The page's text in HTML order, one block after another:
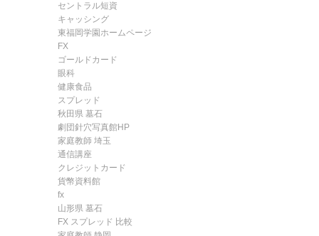
セントラル短資
キャッシング
東福岡学園ホームページ
FX
ゴールドカード
眼科
健康食品
スプレッド
秋田県 墓石
劇団針穴写真館HP
家庭教師 埼玉
通信講座
クレジットカード
貨幣資料館
fx
山形県 墓石
FX スプレッド 比較